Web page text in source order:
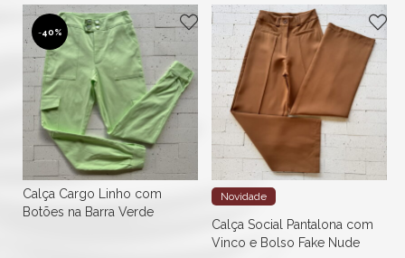
-40%
Calça Cargo Linho com
Botões na Barra Verde
Novidade
Calça Social Pantalona com
Vinco e Bolso Fake Nude